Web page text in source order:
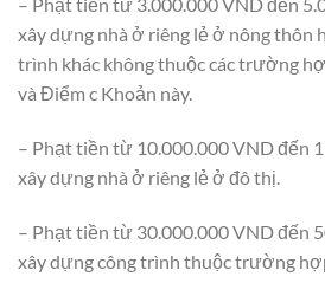
– Phạt tiền từ 3.000.000 VND đến
xây dựng nhà ở riêng lẻ ở nông thôn
trình khác không thuộc các trường
và Điểm c Khoản này.
– Phạt tiền từ 10.000.000 VND đến
xây dựng nhà ở riêng lẻ ở đô thị.
– Phạt tiền từ 30.000.000 VND đến
xây dựng công trình thuộc trường